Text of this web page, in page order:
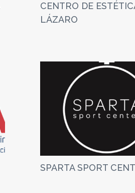
CENTRO DE
LÁZARO
SPARTA SPORT